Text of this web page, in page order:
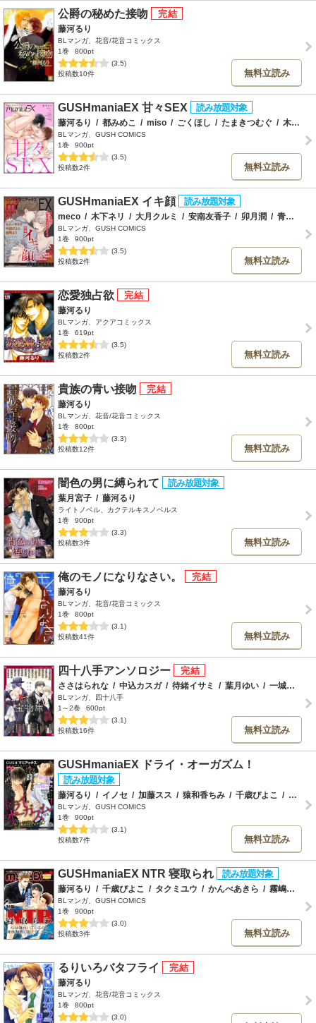
公爵の秘めた接吻
藤河るり
BLマンガ、花音/花音コミックス
1巻
800pt
(3.5)
投稿数10件
無料立読み
GUSHmaniaEX 甘々SEX
藤河るり / 都みめこ / miso / ごくほし / たまきつむぐ / 木丈ですく
BLマンガ、GUSH COMICS
1巻
900pt
(3.5)
投稿数2件
無料立読み
GUSHmaniaEX イキ顔
meco / 木下ネリ / 大月クルミ / 安南友香子 / 卯月潤 / 青山アルト
BLマンガ、GUSH COMICS
1巻
900pt
(3.5)
投稿数2件
無料立読み
恋愛独占欲
藤河るり
BLマンガ、アクアコミックス
1巻
619pt
(3.5)
投稿数2件
無料立読み
貴族の青い接吻
藤河るり
BLマンガ、花音/花音コミックス
1巻
800pt
(3.3)
投稿数12件
無料立読み
闇色の男に縛られて
葉月宮子 / 藤河るり
ライトノベル、カクテルキスノベルス
1巻
900pt
(3.3)
投稿数3件
無料立読み
俺のモノになりなさい。
藤河るり
BLマンガ、花音/花音コミックス
1巻
800pt
(3.1)
投稿数41件
無料立読み
四十八手アンソロジー
ささはられな / 中込カスガ / 待緒イサミ / 葉月ゆい / 一城れもん
BLマンガ、四十八手
1～2巻
600pt
(3.1)
投稿数16件
無料立読み
GUSHmaniaEX ドライ・オーガズム！
藤河るり / イノセ / 加藤スス / 猿和香ちみ / 千歳ぴよこ /
BLマンガ、GUSH COMICS
1巻
900pt
(3.1)
投稿数7件
無料立読み
GUSHmaniaEX NTR 寝取られ
藤河るり / 千歳ぴよこ / タクミユウ / かんべあきら / 霧嶋珠生
BLマンガ、GUSH COMICS
1巻
900pt
(3.0)
投稿数3件
無料立読み
るりいろバタフライ
藤河るり
BLマンガ、花音/花音コミックス
1巻
800pt
(3.0)